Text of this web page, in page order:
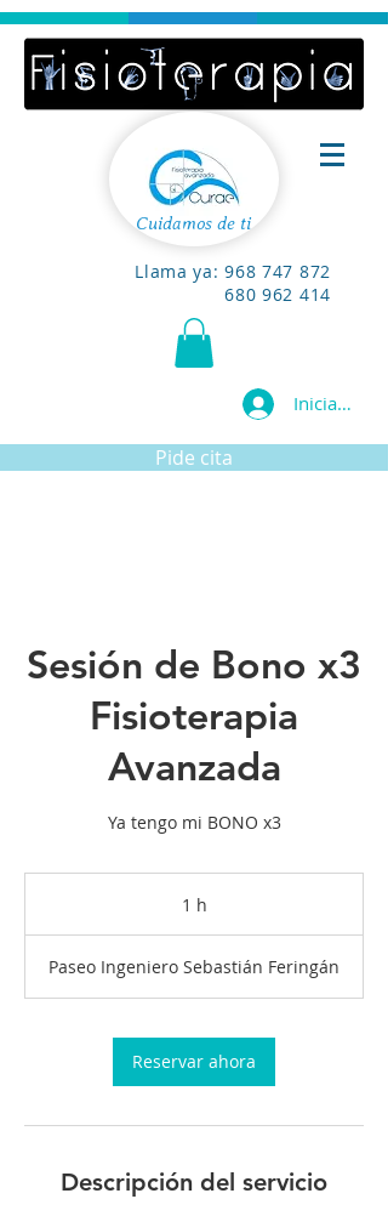
Cuidamos de ti
Llama ya:968 747 872
680 962 414
Iniciar
Pide cita
Sesión de Bono x3
Fisioterapia
Avanzada
Ya tengo mi BONO x3
1 h
Paseo Ingeniero Sebastián Feringán
Reservar ahora
Descripción del servicio